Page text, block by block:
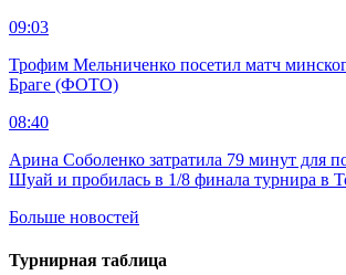
09:03
Трофим Мельниченко посетил матч
Браге (ФОТО)
08:40
Арина Соболенко затратила 79 минут для
Шуай и пробилась в 1/8 финала турнира в
Больше новостей
Турнирная таблица